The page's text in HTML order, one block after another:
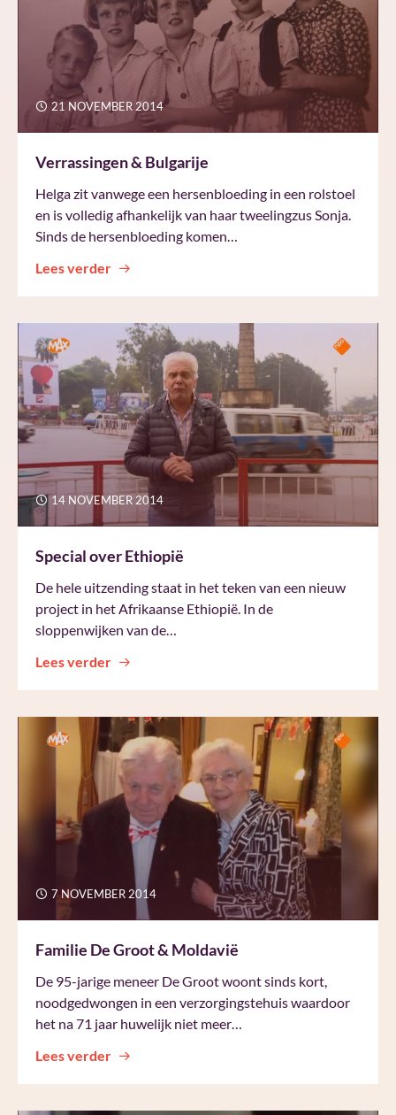
21 NOVEMBER 2014
Verrassingen & Bulgarije
Helga zit vanwege een hersenbloeding in een rolstoel
en is volledig afhankelijk van haar tweelingzus Sonja.
Sinds de hersenbloeding komen…
Lees verder
14 NOVEMBER 2014
Special over Ethiopië
De hele uitzending staat in het teken van een nieuw
project in het Afrikaanse Ethiopië. In de
sloppenwijken van de…
Lees verder
7 NOVEMBER 2014
Familie De Groot & Moldavië
De 95-jarige meneer De Groot woont sinds kort,
noodgedwongen in een verzorgingstehuis waardoor
het na 71 jaar huwelijk niet meer…
Lees verder